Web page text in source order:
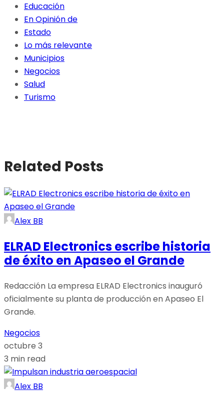
Educación
En Opinión de
Estado
Lo más relevante
Municipios
Negocios
Salud
Turismo
Related Posts
Alex BB
ELRAD Electronics escribe historia
de éxito en Apaseo el Grande
Redacción La empresa ELRAD Electronics inauguró
oficialmente su planta de producción en Apaseo El
Grande.
Negocios
octubre 3
3 min read
Alex BB